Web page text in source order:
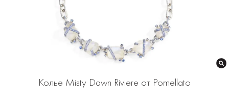
Колье Misty Dawn Riviere от Pomellato